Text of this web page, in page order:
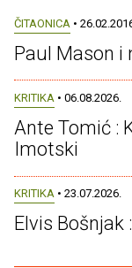
ČITAONICA •
Paul Mason
KRITIKA • 06.08.2026.
Ante Tomić :
Imotski
KRITIKA • 23.07.2026.
Elvis Bošnjak